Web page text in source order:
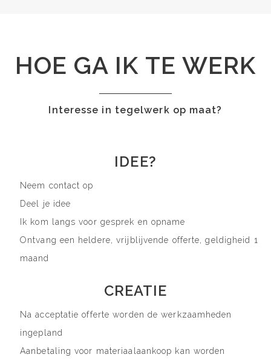
HOE GA IK TE WERK
Interesse in tegelwerk op maat?
IDEE?
Neem contact op
Deel je idee
Ik kom langs voor gesprek en opname
Ontvang een heldere, vrijblijvende offerte, geldigheid 1
maand
CREATIE
Na acceptatie offerte worden de werkzaamheden
ingepland
Aanbetaling voor materiaalaankoop kan worden